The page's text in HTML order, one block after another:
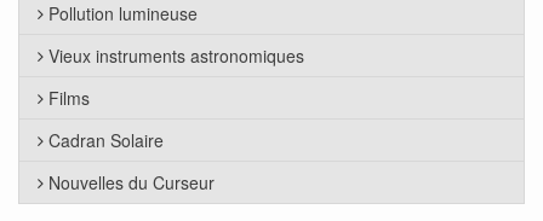
Pollution lumineuse
Vieux instruments astronomiques
Films
Cadran Solaire
Nouvelles du Curseur